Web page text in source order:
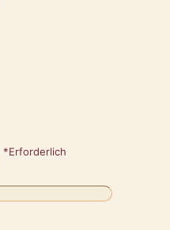
*Erforderlich